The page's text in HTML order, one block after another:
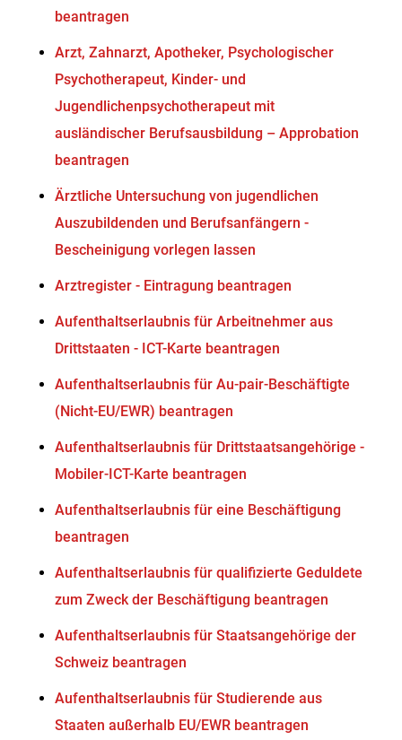
beantragen
Arzt, Zahnarzt, Apotheker, Psychologischer
Psychotherapeut, Kinder- und
Jugendlichenpsychotherapeut mit
ausländischer Berufsausbildung – Approbation
beantragen
Ärztliche Untersuchung von jugendlichen
Auszubildenden und Berufsanfängern -
Bescheinigung vorlegen lassen
Arztregister - Eintragung beantragen
Aufenthaltserlaubnis für Arbeitnehmer aus
Drittstaaten - ICT-Karte beantragen
Aufenthaltserlaubnis für Au-pair-Beschäftigte
(Nicht-EU/EWR) beantragen
Aufenthaltserlaubnis für Drittstaatsangehörige -
Mobiler-ICT-Karte beantragen
Aufenthaltserlaubnis für eine Beschäftigung
beantragen
Aufenthaltserlaubnis für qualifizierte Geduldete
zum Zweck der Beschäftigung beantragen
Aufenthaltserlaubnis für Staatsangehörige der
Schweiz beantragen
Aufenthaltserlaubnis für Studierende aus
Staaten außerhalb EU/EWR beantragen